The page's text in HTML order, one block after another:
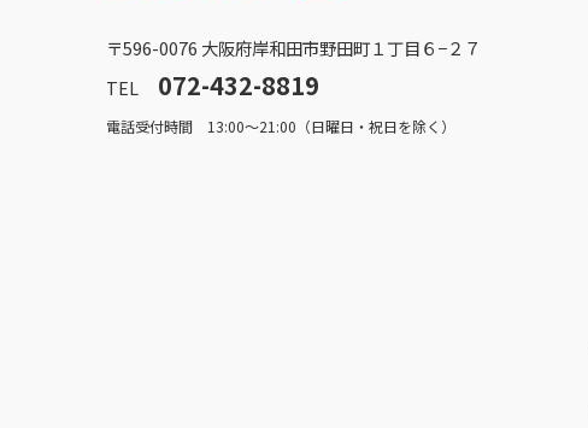
〒596-0076 大阪府岸和田市野田町１丁目６−２７
TEL
072-432-8819
電話受付時間 13:00～21:00（日曜日・祝日を除く）